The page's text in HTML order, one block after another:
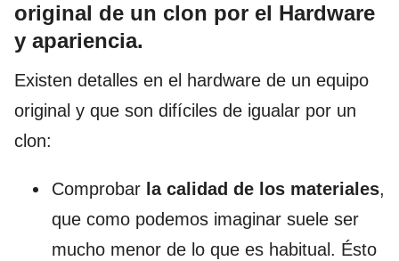
original de un clon por el Hardware
y apariencia.
Existen detalles en el hardware de un equipo
original y que son difíciles de igualar por un
clon:
Comprobar la calidad de los materiales,
que como podemos imaginar suele ser
mucho menor de lo que es habitual. Ésto